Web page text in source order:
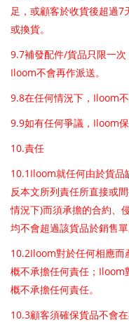
足，或顧客於收貨後超過7
或換貨。
9.7補發配件/貨品只限一次
Iloom不會再作派送。
9.8在任何情況下， Iloom
9.9如有任何爭議， Iloom
10.責任
10.1Iloom就任何由於貨品
反本文所列責任所直接或
情況下)而須承擔的合約、
均不會超過該貨品於銷售單
10.2Iloom對於任何相應而
概不承擔任何責任； Iloom
概不承擔任何責任。
10.3顧客須確保貨品不會